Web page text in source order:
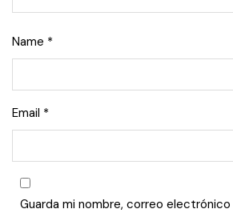
Name *
Email *
Guarda mi nombre, correo